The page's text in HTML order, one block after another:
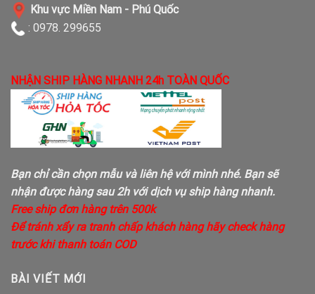
Khu vực Miền Nam - Phú Quốc
: 0978. 299655
NHẬN SHIP HÀNG NHANH 24h TOÀN QUỐC
Bạn chỉ cần chọn mẫu và liên hệ với mình nhé. Bạn sẽ
nhận được hàng sau 2h với dịch vụ ship hàng nhanh.
Free ship đơn hàng trên 500k
Để tránh xẩy ra tranh chấp khách hàng hãy check hàng
trước khi thanh toán COD
BÀI VIẾT MỚI